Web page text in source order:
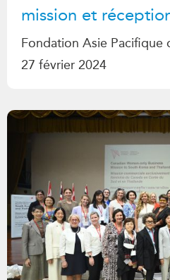
mission et
Fondation Asie Pacifique
27 février 2024